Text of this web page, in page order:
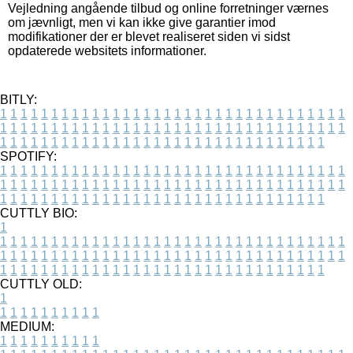
Vejledning angående tilbud og online forretninger værnes
om jævnligt, men vi kan ikke give garantier imod
modifikationer der er blevet realiseret siden vi sidst
opdaterede websitets informationer.
BITLY:
1 1 1 1 1 1 1 1 1 1 1 1 1 1 1 1 1 1 1 1 1 1 1 1 1 1 1 1 1 1 1 1 1 1
1 1 1 1 1 1 1 1 1 1 1 1 1 1 1 1 1 1 1 1 1 1 1 1 1 1 1 1 1 1 1 1 1 1
1 1 1 1 1 1 1 1 1 1 1 1 1 1 1 1 1 1 1 1 1 1 1 1 1 1 1 1 1 1 1 1
SPOTIFY:
1 1 1 1 1 1 1 1 1 1 1 1 1 1 1 1 1 1 1 1 1 1 1 1 1 1 1 1 1 1 1 1 1 1
1 1 1 1 1 1 1 1 1 1 1 1 1 1 1 1 1 1 1 1 1 1 1 1 1 1 1 1 1 1 1 1 1 1
1 1 1 1 1 1 1 1 1 1 1 1 1 1 1 1 1 1 1 1 1 1 1 1 1 1 1 1 1 1 1 1
CUTTLY BIO:
1
1 1 1 1 1 1 1 1 1 1 1 1 1 1 1 1 1 1 1 1 1 1 1 1 1 1 1 1 1 1 1 1 1 1
1 1 1 1 1 1 1 1 1 1 1 1 1 1 1 1 1 1 1 1 1 1 1 1 1 1 1 1 1 1 1 1 1 1
1 1 1 1 1 1 1 1 1 1 1 1 1 1 1 1 1 1 1 1 1 1 1 1 1 1 1 1 1 1 1 1
CUTTLY OLD:
1
1 1 1 1 1 1 1 1 1 1
MEDIUM:
1 1 1 1 1 1 1 1 1 1